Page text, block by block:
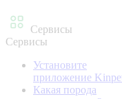
Сервисы
Сервисы
Установите
приложение
Какая порода